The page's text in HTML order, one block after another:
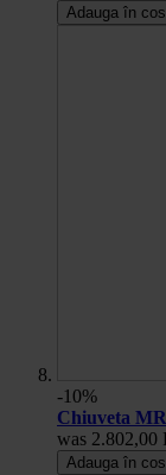
Adauga în cos
-10%
Chiuveta
was 2.802,00
Adauga în cos